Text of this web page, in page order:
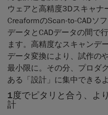
ウェアと高精度3Dスキャナ
CreaformのScan-to-CADソ
データとCADデータの間で
ます。高精度なスキャンデ
データ変換により、試作の
最小限に。その分、プロダ
ある「設計」に集中できる
1度でピタリと合う、よ
計